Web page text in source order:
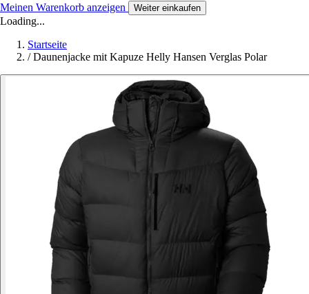
Meinen Warenkorb anzeigen Weiter einkaufen
Loading...
Startseite
/ Daunenjacke mit Kapuze Helly Hansen Verglas Polar